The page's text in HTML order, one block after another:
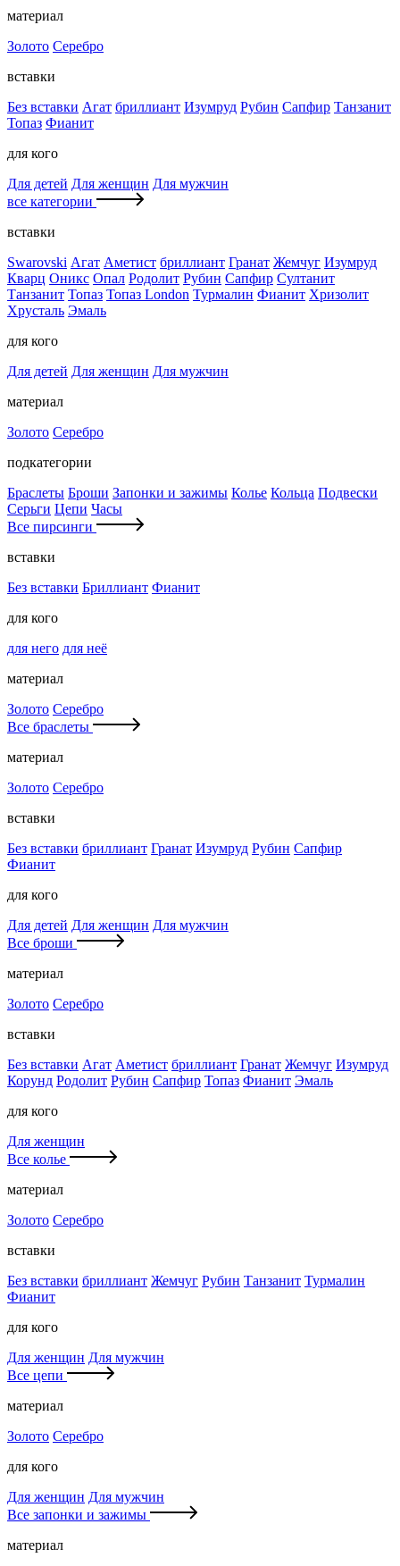
материал
Золото Серебро
вставки
Без вставки Агат бриллиант Изумруд Рубин Сапфир Танзанит
Топаз Фианит
для кого
Для детей Для женщин Для мужчин
все категории
вставки
Swarovski Агат Аметист бриллиант Гранат Жемчуг Изумруд
Кварц Оникс Опал Родолит Рубин Сапфир Султанит
Танзанит Топаз Топаз London Турмалин Фианит Хризолит
Хрусталь Эмаль
для кого
Для детей Для женщин Для мужчин
материал
Золото Серебро
подкатегории
Браслеты Броши Запонки и зажимы Колье Кольца Подвески
Серьги Цепи Часы
Все пирсинги
вставки
Без вставки Бриллиант Фианит
для кого
для него для неё
материал
Золото Серебро
Все браслеты
материал
Золото Серебро
вставки
Без вставки бриллиант Гранат Изумруд Рубин Сапфир
Фианит
для кого
Для детей Для женщин Для мужчин
Все броши
материал
Золото Серебро
вставки
Без вставки Агат Аметист бриллиант Гранат Жемчуг Изумруд
Корунд Родолит Рубин Сапфир Топаз Фианит Эмаль
для кого
Для женщин
Все колье
материал
Золото Серебро
вставки
Без вставки бриллиант Жемчуг Рубин Танзанит Турмалин
Фианит
для кого
Для женщин Для мужчин
Все цепи
материал
Золото Серебро
для кого
Для женщин Для мужчин
Все запонки и зажимы
материал